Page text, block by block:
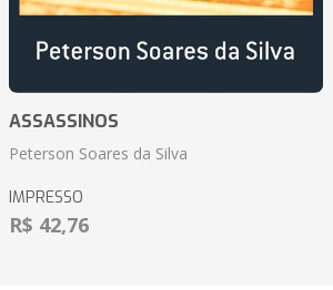
ASSASSINOS
Peterson Soares da Silva
IMPRESSO
R$ 42,76